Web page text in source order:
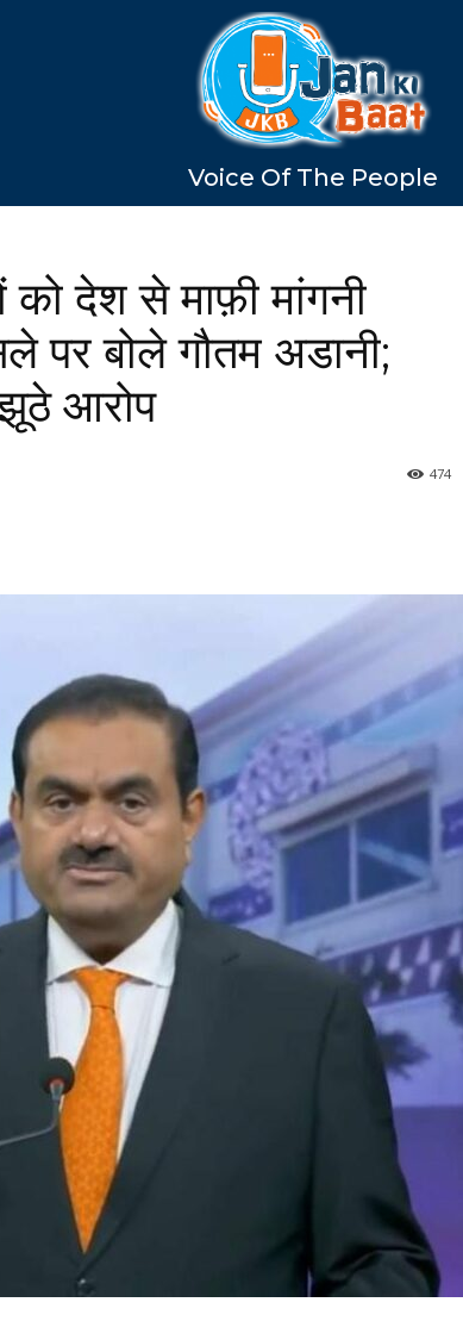
Voice Of The People
को देश से माफ़ी मांगनी
पर बोले गौतम अडानी;
आरोप
474